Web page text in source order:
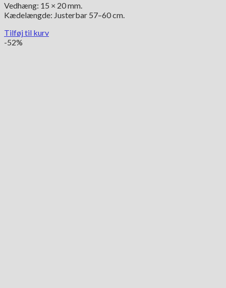
Vedhæng: 15 × 20 mm.
Kædelængde: Justerbar 57–60 cm.
Tilføj til kurv
-52%